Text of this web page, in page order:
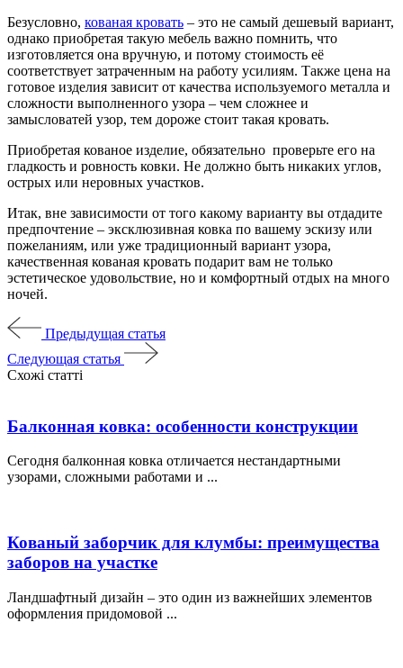
Безусловно, кованая кровать – это не самый дешевый вариант,
однако приобретая такую мебель важно помнить, что
изготовляется она вручную, и потому стоимость её
соответствует затраченным на работу усилиям. Также цена на
готовое изделия зависит от качества используемого металла и
сложности выполненного узора – чем сложнее и
замысловатей узор, тем дороже стоит такая кровать.
Приобретая кованое изделие, обязательно проверьте его на
гладкость и ровность ковки. Не должно быть никаких углов,
острых или неровных участков.
Итак, вне зависимости от того какому варианту вы отдадите
предпочтение – эксклюзивная ковка по вашему эскизу или
пожеланиям, или уже традиционный вариант узора,
качественная кованая кровать подарит вам не только
эстетическое удовольствие, но и комфортный отдых на много
ночей.
Предыдущая статья
Следующая статья
Схожі статті
Балконная ковка: особенности конструкции
Сегодня балконная ковка отличается нестандартными
узорами, сложными работами и ...
Кованый заборчик для клумбы: преимущества
заборов на участке
Ландшафтный дизайн – это один из важнейших элементов
оформления придомовой ...